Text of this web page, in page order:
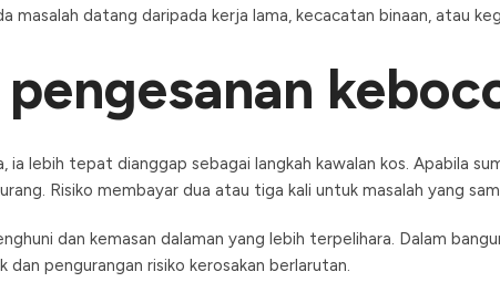
datang daripada kerja lama, kecacatan binaan, atau
lebih tepat dianggap sebagai langkah kawalan kos. Apabila
Risiko membayar dua atau tiga kali untuk masalah yang
dan kemasan dalaman yang lebih terpelihara. Dalam
pengurangan risiko kerosakan berlarutan.